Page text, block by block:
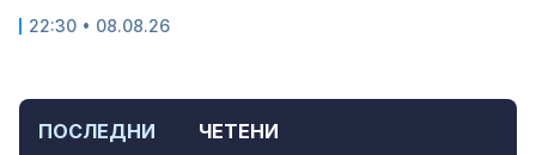
ПОСЛЕДНИ ЧЕТЕНИ
22:30 • 08.08.26